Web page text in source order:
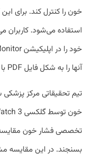
خون را کنترل کند. برای
استفاده می‌شود. کاربران
آنها را به شکل فایل PDF با پزشک خود به اشتراک بگذارند.
تیم تحقیقاتی مرکز
تخصصی فشار خون مقایسه